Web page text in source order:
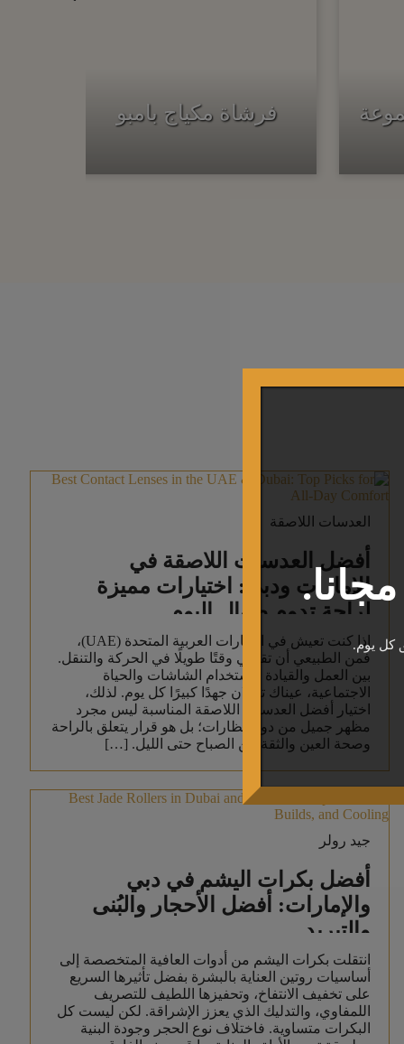
فرشاة مكياج بامبو
العدسات اللاصقة
أفضل العدسات اللاصقة في
الإمارات ودبي: اختيارات مميزة
لراحة تدوم طوال اليوم
إذا كنت تعيش في الإمارات العربية المتحدة (UAE)،
فمن الطبيعي أن تقضي وقتًا طويلًا في الحركة والتنقل.
بين العمل والقيادة واستخدام الشاشات والحياة
الاجتماعية، عيناك تبذلان جهدًا كبيرًا كل يوم. لذلك،
اختيار أفضل العدسات اللاصقة المناسبة ليس مجرد
مظهر جميل من دون نظارات؛ بل هو قرار يتعلق بالراحة
وصحة العين والثقة من الصباح حتى الليل. […]
جيد رولر
أفضل بكرات اليشم في دبي
والإمارات: أفضل الأحجار والبُنى
والتبريد
انتقلت بكرات اليشم من أدوات العافية المتخصصة إلى
أساسيات روتين العناية بالبشرة بفضل تأثيرها السريع
على تخفيف الانتفاخ، وتحفيزها اللطيف للتصريف
اللمفاوي، والتدليك الذي يعزز الإشراقة. لكن ليست كل
البكرات متساوية. فاختلاف نوع الحجر وجودة البنية
كل يوم.